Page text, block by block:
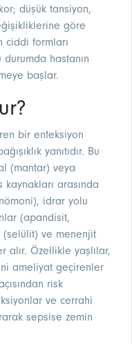
düşük tansiyon,
göre
ciddi formları
hastanın
başlar.
bir enfeksiyon
yanıtıdır. Bu
(mantar) veya
arasında
idrar yolu
(apandisit,
ve menenjit
alır. Özellikle yaşlılar,
ameliyat geçirenler
risk
ve cerrahi
sepsise zemin